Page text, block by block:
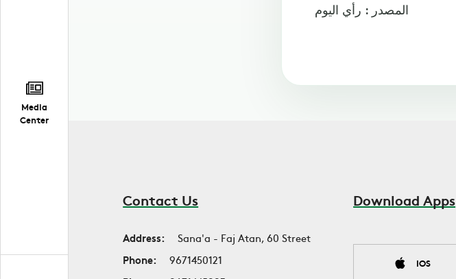
Media
Center
المصدر : رأي اليوم
Contact Us
Address:
Sana'a - Faj Atan, 60 Street
Phone:
9671450121
Download Apps
IOS